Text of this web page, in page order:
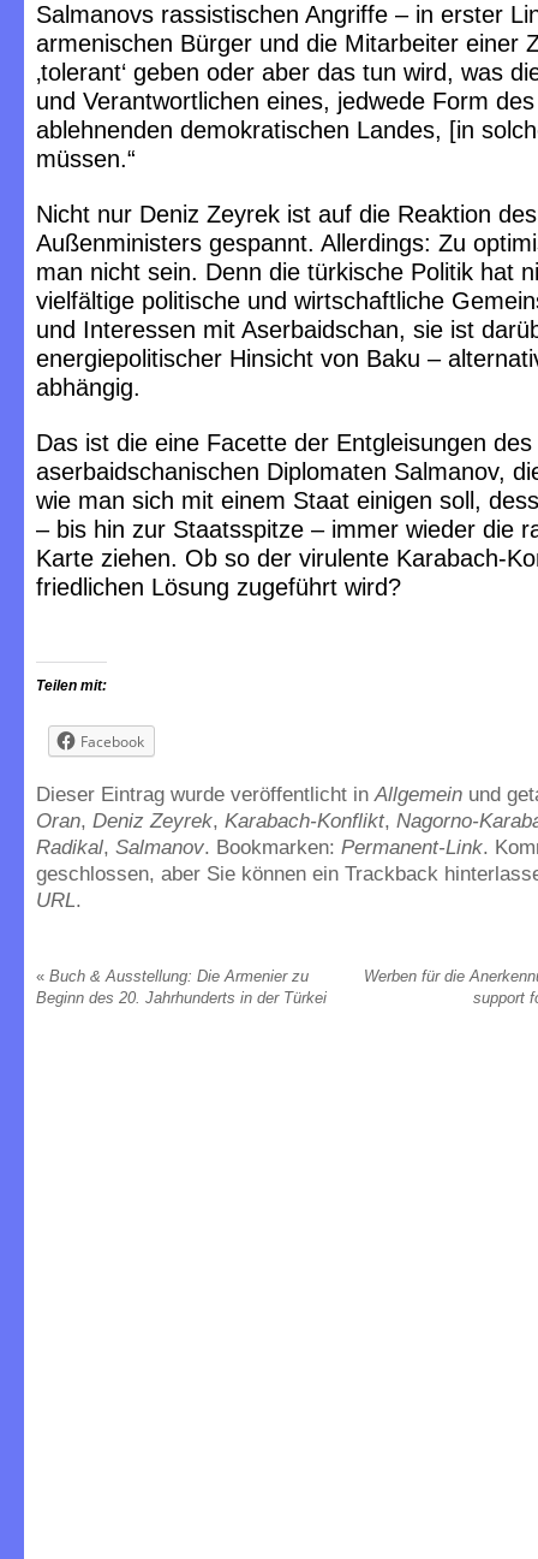
Salmanovs rassistischen Angriffe – in erster
armenischen Bürger und die Mitarbeiter einer
‚tolerant‘ geben oder aber das tun wird, was
und Verantwortlichen eines, jedwede Form
ablehnenden demokratischen Landes, [in
müssen.“
Nicht nur Deniz Zeyrek ist auf die Reaktion
Außenministers gespannt. Allerdings: Zu
man nicht sein. Denn die türkische Politik hat
vielfältige politische und wirtschaftliche
und Interessen mit Aserbaidschan, sie ist
energiepolitischer Hinsicht von Baku –
abhängig.
Das ist die eine Facette der Entgleisungen des
aserbaidschanischen Diplomaten Salmanov,
wie man sich mit einem Staat einigen soll,
– bis hin zur Staatsspitze – immer wieder die
Karte ziehen. Ob so der virulente Karabach-
friedlichen Lösung zugeführt wird?
Teilen mit:
Facebook
Dieser Eintrag wurde veröffentlicht inAllgemein und
Oran, Deniz Zeyrek, Karabach-Konflikt, Nagorno-
Radikal, Salmanov. Bookmarken: Permanent-Link.
geschlossen, aber Sie können ein Trackback
URL.
« Buch & Ausstellung: Die Armenier zu
Beginn des 20. Jahrhunderts in der Türkei
Werben für die
support